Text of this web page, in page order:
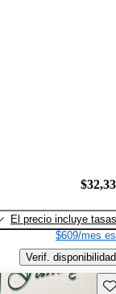
El precio incluye tasas
$609/mes
Verif. disponibilidad